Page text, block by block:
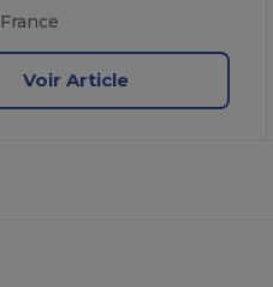
France
Voir Article